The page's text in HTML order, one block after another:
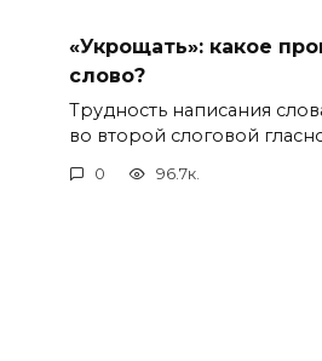
«Укрощать»: какое
слово?
Трудность написания
во второй слоговой
0 96.7к.